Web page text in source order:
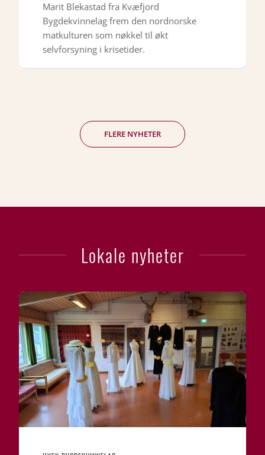
Marit Blekastad fra Kvæfjord
Bygdekvinnelag frem den nordnorske
matkulturen som nøkkel til økt
selvforsyning i krisetider.
FLERE NYHETER
Lokale nyheter